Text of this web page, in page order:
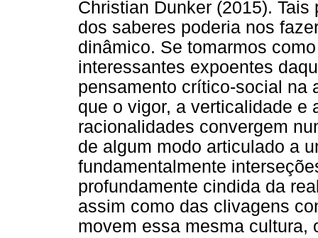
Christian Dunker (2015).
dos saberes poderia nos
dinâmico. Se tomarmos
interessantes expoentes
pensamento crítico-social na
que o vigor, a verticalidade
racionalidades convergem
de algum modo articulado a
fundamentalmente
profundamente cindida da
assim como das clivagens
movem essa mesma cultura,